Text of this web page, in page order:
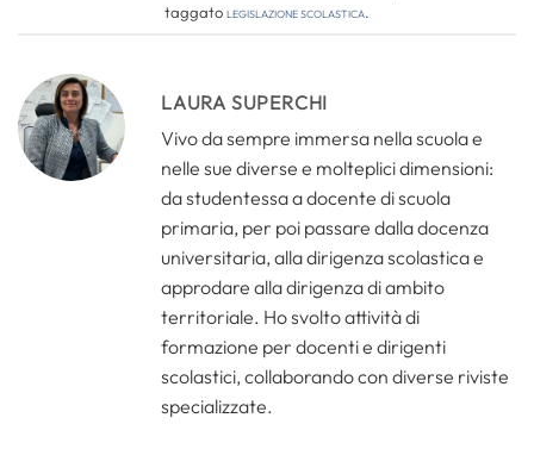
taggatolegislazione scolastica.
LAURA SUPERCHI
Vivo da sempre immersa nella scuola e
nelle sue diverse e molteplici dimensioni:
da studentessa a docente di scuola
primaria, per poi passare dalla docenza
universitaria, alla dirigenza scolastica e
approdare alla dirigenza di ambito
territoriale. Ho svolto attività di
formazione per docenti e dirigenti
scolastici, collaborando con diverse riviste
specializzate.